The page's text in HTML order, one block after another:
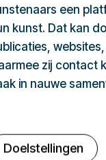
een
kunst. Dat kan
zij contact
in nauwe
Doelstellingen